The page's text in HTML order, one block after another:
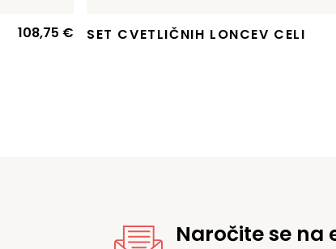
108,75 € SET CVETLIČNIH LONCEV CELI
Naročite se na